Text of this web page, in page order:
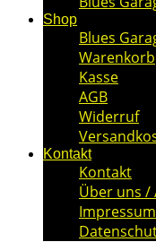
Shop
Blues
Warenkorb
Kasse
AGB
Widerruf
Kontakt
Kontakt
Über uns /
Impressum